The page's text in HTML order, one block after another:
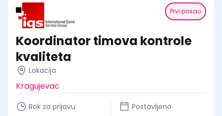
Prvi posao
Koordinator timova kontrole
kvaliteta
Lokacija
Kragujevac
Rok za prijavu Postavljeno